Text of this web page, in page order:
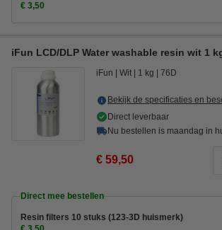
€ 3,50
iFun LCD/DLP Water washable resin wit 1
iFun Wit 1 kg 76D
Bekijk de specificaties en
Direct leverbaar
Nu bestellen is maandag in
€ 59,50
Direct mee bestellen
Resin filters 10 stuks (123-3D huismerk)